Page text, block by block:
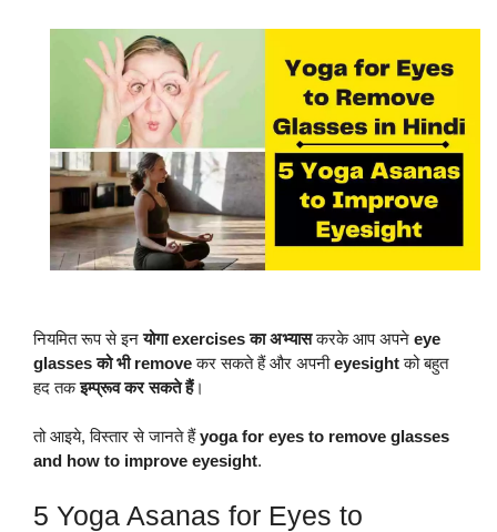
नियमित रूप से इनयोगा exercises का अभ्यासकरके आप अपने eye
glasses को भी removeकर सकते हैं और अपनीeyesightको बहुत
हद तकइम्प्रूव कर सकते हैं।
तो आइये, विस्तार से जानते हैंyoga for eyes to remove glasses
and how to improve eyesight.
5 Yoga Asanas for Eyes to